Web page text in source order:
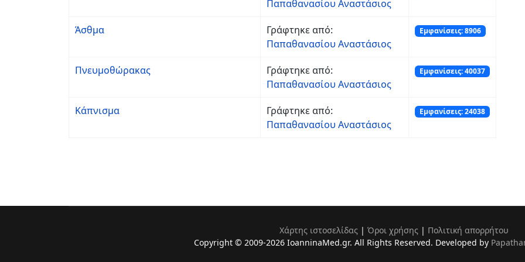
Παπαθανασίου Αναστάσιος
Άσθμα
Γράφτηκε από:
Παπαθανασίου Αναστάσιος
Εμφανίσεις: 8906
Πνευμοθώρακας
Γράφτηκε από:
Παπαθανασίου Αναστάσιος
Εμφανίσεις: 40037
Κάπνισμα
Γράφτηκε από:
Παπαθανασίου Αναστάσιος
Εμφανίσεις: 24038
Χάρτης ιστοσελίδας| Όροι χρήσης| Πολιτική απορρήτου
Copyright © 2009-2026 IoanninaMed.gr. All Rights Reserved. Developed by